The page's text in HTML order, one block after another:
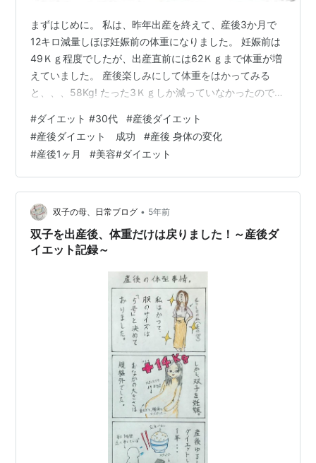
まずはじめに。 私は、昨年出産を終えて、産後3か月で
12キロ減量しほぼ妊娠前の体重になりました。 妊娠前は
49Ｋｇ程度でしたが、出産直前には62Ｋｇまで体重が増
えていました。 産後楽しみにして体重をはかってみる
と、、、58Kg! たった3Ｋｇしか減っていなかったので
生＝ダイエットというぐらい、万年ダイエッターでし
た。 そんな私が、産後のダイエットは時間もかけず、お
金もかけず、これまでのダイエットで一番簡単に痩せら
れました。 どんなふうに痩せたか紹介していきたいと思
います。 ＜本記事の概要＞ ①ダイエットで気を付けた
こと ②消費カロリー＞摂取カ…
#ダイエット #30代 #産後ダイエット
#産後ダイエット 成功 #産後 身体の変化
#産後1ヶ月 #美容#ダイエット
双子の母、日常ブログ • 5年前
双子を出産後、体重だけは戻りました！～産後ダ
イエット記録～